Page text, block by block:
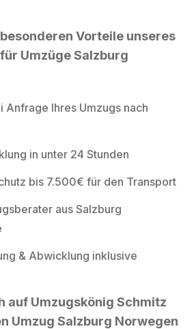
Vorteile unseres
Umzüge Salzburg
Anfrage Ihres Umzugs nach
in unter 24 Stunden
bis 7.500€ für den Transport
aus Salzburg
& Abwicklung inklusive
auf Umzugskönig Schmitz
Umzug Salzburg Norwegen